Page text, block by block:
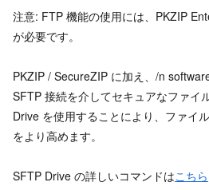
注意: FTP 機能の使用には、PKZIP
が必要です。
PKZIP / SecureZIP に加え、/n
SFTP 接続を介してセキュアなファイ
Drive を使用することにより、ファイ
をより高めます。
SFTP Drive の詳しいコマンドはこちら